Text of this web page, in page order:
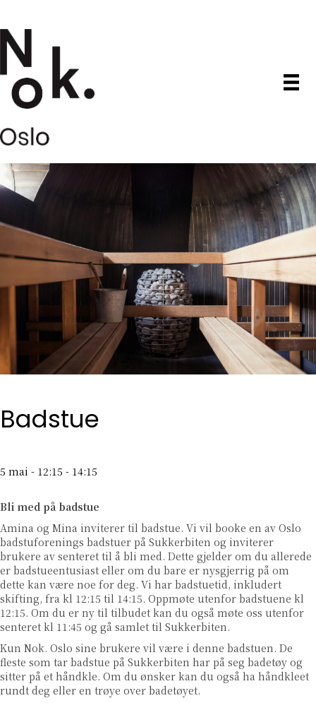
Badstue
5 mai - 12:15 - 14:15
Bli med på badstue
Amina og Mina inviterer til badstue. Vi vil booke en av Oslo
badstuforenings badstuer på Sukkerbiten og inviterer
brukere av senteret til å bli med. Dette gjelder om du allerede
er badstueentusiast eller om du bare er nysgjerrig på om
dette kan være noe for deg. Vi har badstuetid, inkludert
skifting, fra kl 12:15 til 14:15. Oppmøte utenfor badstuene kl
12:15. Om du er ny til tilbudet kan du også møte oss utenfor
senteret kl 11:45 og gå samlet til Sukkerbiten.
Kun Nok. Oslo sine brukere vil være i denne badstuen. De
fleste som tar badstue på Sukkerbiten har på seg badetøy og
sitter på et håndkle. Om du ønsker kan du også ha håndkleet
rundt deg eller en trøye over badetøyet.